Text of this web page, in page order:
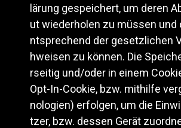
lärung gespeichert, um deren
ut wiederholen zu müssen und
ntsprechend der gesetzlichen
hweisen zu können. Die
rseitig und/oder in einem
Opt-In-Cookie, bzw. mithilfe
nologien) erfolgen, um die
tzer, bzw. dessen Gerät